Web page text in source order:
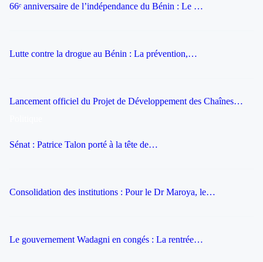
66ᵉ anniversaire de l’indépendance du Bénin : Le …
Lutte contre la drogue au Bénin : La prévention,…
Lancement officiel du Projet de Développement des Chaînes…
Sénat : Patrice Talon porté à la tête de…
Consolidation des institutions : Pour le Dr Maroya, le…
Le gouvernement Wadagni en congés : La rentrée…